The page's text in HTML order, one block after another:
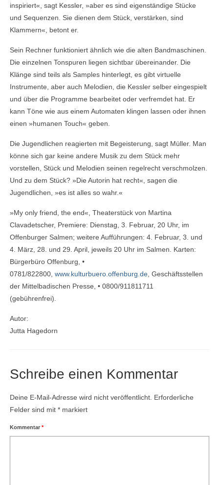
inspiriert«, sagt Kessler, »aber es sind eigenständige Stücke
und Sequenzen. Sie dienen dem Stück, verstärken, sind
Klammern«, betont er.
Sein Rechner funktioniert ähnlich wie die alten Bandmaschinen.
Die einzelnen Tonspuren liegen sichtbar übereinander. Die
Klänge sind teils als Samples hinterlegt, es gibt virtuelle
Instrumente, aber auch Melodien, die Kessler selber eingespielt
und über die Programme bearbeitet oder verfremdet hat. Er
kann Töne wie aus einem Automaten klingen lassen oder ihnen
einen »humanen Touch« geben.
Die Jugendlichen reagierten mit Begeisterung, sagt Müller. Man
könne sich gar keine andere Musik zu dem Stück mehr
vorstellen, Stück und Melodien seinen regelrecht verschmolzen.
Und zu dem Stück? »Die Autorin hat recht«, sagen die
Jugendlichen, »es ist alles so wahr.«
»My only friend, the end«, Theaterstück von Martina
Clavadetscher, Premiere: Dienstag, 3. Februar, 20 Uhr, im
Offenburger Salmen; weitere Aufführungen: 4. Februar, 3. und
4. März, 28. und 29. April, jeweils 20 Uhr im Salmen. Karten:
Bürgerbüro Offenburg, •
0781/822800, www.kulturbuero.offenburg.de , Geschäftsstellen
der Mittelbadischen Presse, • 0800/911811711
(gebührenfrei).
Autor:
Jutta Hagedorn
Schreibe einen Kommentar
Deine E-Mail-Adresse wird nicht veröffentlicht. Erforderliche
Felder sind mit * markiert
Kommentar *